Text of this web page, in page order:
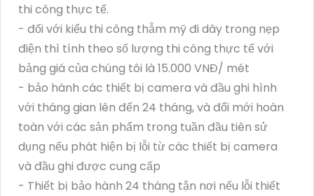
thi công thực tế.
- đối với kiểu thi công thẫm mỹ đi dây trong nẹp
điện thì tính theo số lượng thi công thực tế với
bảng giá của chúng tôi là 15.000 VNĐ/ mét
- bảo hành các thiết bị camera và đầu ghi hình
với tháng gian lên đến 24 tháng, và đổi mới hoàn
toàn với các sản phẩm trong tuần đầu tiên sử
dụng nếu phát hiện bị lỗi từ các thiết bị camera
và đầu ghi được cung cấp
- Thiết bị bảo hành 24 tháng tận nơi nếu lỗi thiết